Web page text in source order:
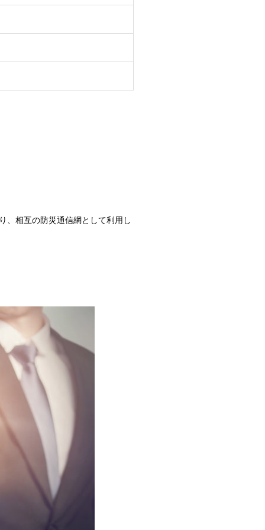
、相互の防災通信網として利用し